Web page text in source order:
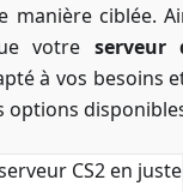
manière ciblée.
votre serveur
à vos besoins
options